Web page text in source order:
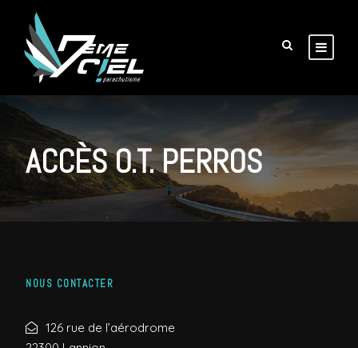
ACCÈS O.T. PERROS
NOUS CONTACTER
126 rue de l’aérodrome